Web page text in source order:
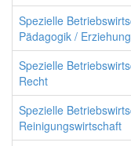
Spezielle
Pädagogik /
Spezielle
Recht
Spezielle
Reinigungswirtschaft